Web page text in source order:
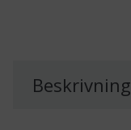
Beskrivning